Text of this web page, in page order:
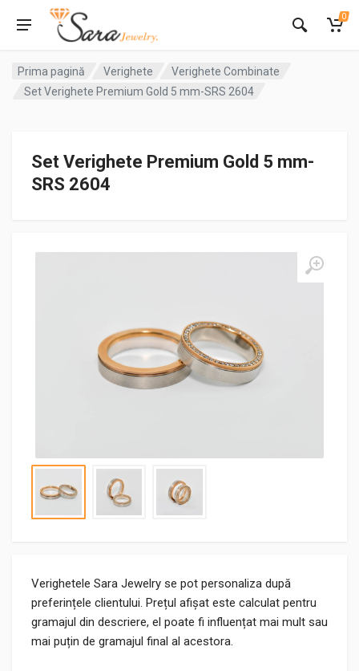
0
Prima pagină Verighete
Verighete Combinate
Set Verighete Premium Gold 5 mm-SRS 2604
Set Verighete Premium Gold 5 mm-
SRS 2604
Verighetele Sara Jewelry se pot personaliza după
preferințele clientului. Prețul afișat este calculat pentru
gramajul din descriere, el poate fi influențat mai mult sau
mai puțin de gramajul final al acestora.